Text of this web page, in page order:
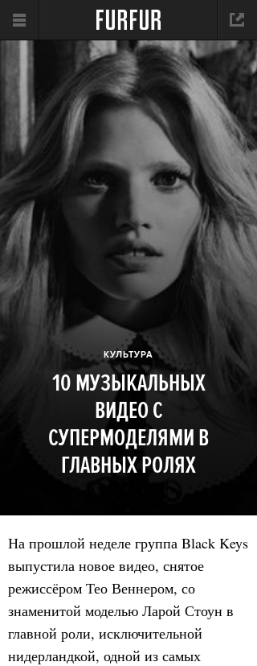
КУЛЬТУРА
10 МУЗЫКАЛЬНЫХ
ВИДЕО С
СУПЕРМОДЕЛЯМИ В
ГЛАВНЫХ РОЛЯХ
На прошлой неделе группа Black Keys
выпустила новое видео, снятое
режиссёром Тео Веннером, со
знаменитой моделью Ларой Стоун в
главной роли, исключительной
нидерландкой, одной из самых